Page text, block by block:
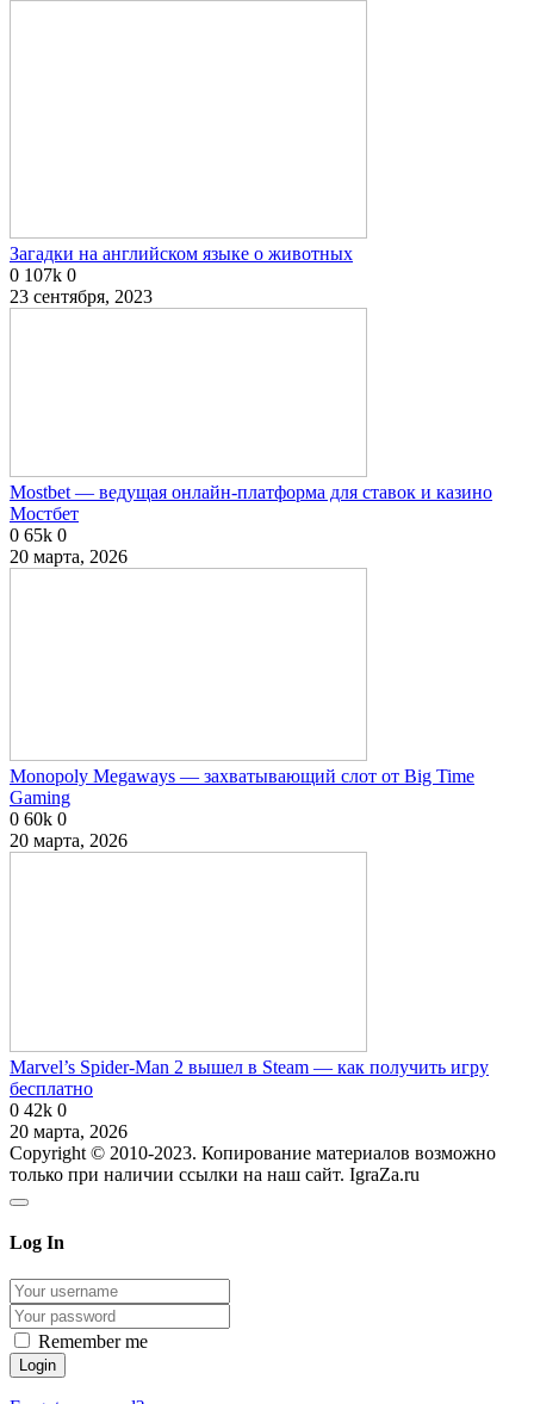
Загадки на английском языке о животных
0 107k 0
23 сентября, 2023
Mostbet — ведущая онлайн-платформа для ставок и казино
Мостбет
0 65k 0
20 марта, 2026
Monopoly Megaways — захватывающий слот от Big Time
Gaming
0 60k 0
20 марта, 2026
Marvel’s Spider-Man 2 вышел в Steam — как получить игру
бесплатно
0 42k 0
20 марта, 2026
Copyright © 2010-2023. Копирование материалов возможно
только при наличии ссылки на наш сайт. IgraZa.ru
Log In
Remember me